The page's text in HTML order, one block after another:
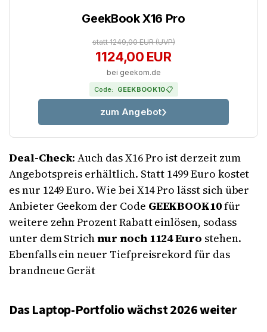
GeekBook X16 Pro
statt 1249,00 EUR(UVP)
1124,00 EUR
bei geekom.de
Code: GEEKBOOK10📋
zum Angebot
Deal-Check: Auch das X16 Pro ist derzeit zum
Angebotspreis erhältlich. Statt 1499 Euro kostet
es nur 1249 Euro. Wie bei X14 Pro lässt sich über
Anbieter Geekom der Code GEEKBOOK10für
weitere zehn Prozent Rabatt einlösen, sodass
unter dem Strichnur noch 1124 Euro stehen.
Ebenfalls ein neuer Tiefpreisrekord für das
brandneue Gerät
Das Laptop-Portfolio wächst 2026 weiter